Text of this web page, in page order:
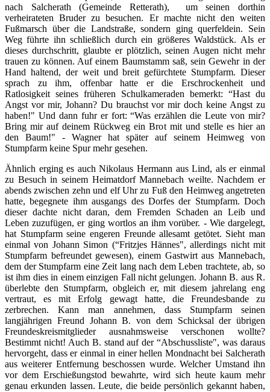
nach Salcherath (Gemeinde Retterath), um seinen dorthin
verheirateten Bruder zu besuchen. Er machte nicht den weiten
Fußmarsch über die Landstraße, sondern ging querfeldein. Sein
Weg führte ihn schließlich durch ein größeres Waldstück. Als er
dieses durchschritt, glaubte er plötzlich, seinen Augen nicht mehr
trauen zu können. Auf einem Baumstamm saß, sein Gewehr in der
Hand haltend, der weit und breit gefürchtete Stumpfarm. Dieser
sprach zu ihm, offenbar hatte er die Erschrockenheit und
Ratlosigkeit seines früheren Schulkameraden bemerkt: “Hast du
Angst vor mir, Johann? Du brauchst vor mir doch keine Angst zu
haben!" Und dann fuhr er fort: “Was erzählen die Leute von mir?
Bring mir auf deinem Rückweg ein Brot mit und stelle es hier an
den Baum!" - Wagner hat später auf seinem Heimweg von
Stumpfarm keine Spur mehr gesehen.
Ähnlich erging es auch Nikolaus Hermann aus Lind, als er einmal
zu Besuch in seinem Heimatdorf Mannebach weilte. Nachdem er
abends zwischen zehn und elf Uhr zu Fuß den Heimweg angetreten
hatte, begegnete ihm ausgangs des Dorfes der Stumpfarm. Doch
dieser dachte nicht daran, dem Fremden Schaden an Leib und
Leben zuzufügen, er ging wortlos an ihm vorüber. - Wie dargelegt,
hat Stumpfarm seine engeren Freunde allesamt getötet. Sieht man
einmal von Johann Simon (“Fritzjes Hännes", allerdings nicht mit
Stumpfarm befreundet gewesen), einem Gastwirt aus Mannebach,
dem der Stumpfarm eine Zeit lang nach dem Leben trachtete, ab, so
ist ihm dies in einem einzigen Fall nicht gelungen. Johann B. aus R.
überlebte den Stumpfarm, obgleich er, mit diesem jahrelang eng
vertraut, es mit Erfolg gewagt hatte, die Freundesbande zu
zerbrechen. Kann man annehmen, dass Stumpfarm seinen
langjährigen Freund Johann B. von dem Schicksal der übrigen
Freundeskreismitglieder ausnahmsweise verschonen wollte?
Bestimmt nicht! Auch B. stand auf der “Abschussliste", was daraus
hervorgeht, dass er einmal in einer hellen Mondnacht bei Salcherath
aus weiterer Entfernung beschossen wurde. Welcher Umstand ihn
vor dem Erschießungstod bewahrte, wird sich heute kaum mehr
genau erkunden lassen. Leute, die beide persönlich gekannt haben,